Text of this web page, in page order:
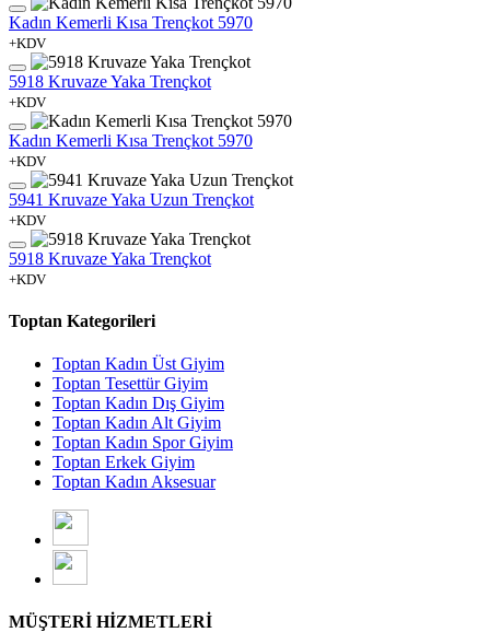
Kadın Kemerli Kısa Trençkot 5970
+KDV
5918 Kruvaze Yaka Trençkot
+KDV
Kadın Kemerli Kısa Trençkot 5970
+KDV
5941 Kruvaze Yaka Uzun Trençkot
+KDV
5918 Kruvaze Yaka Trençkot
+KDV
Toptan Kategorileri
Toptan Kadın Üst Giyim
Toptan Tesettür Giyim
Toptan Kadın Dış Giyim
Toptan Kadın Alt Giyim
Toptan Kadın Spor Giyim
Toptan Erkek Giyim
Toptan Kadın Aksesuar
MÜŞTERİ HİZMETLERİ